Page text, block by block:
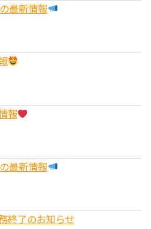
最新情報
報
最新情報
終了のお知らせ